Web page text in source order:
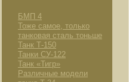
БМП 4
Тоже самое, только
танковая сталь тоньше
Танк Т-150
Танки СУ-122
Танк «Тигр»
Различные модели